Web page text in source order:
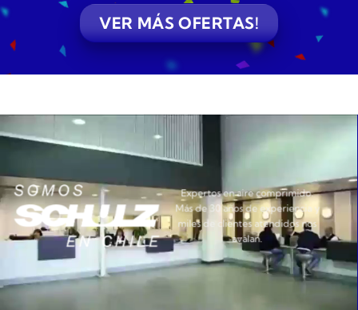
VER MÁS OFERTAS!
Expertos en aire comprimido.
Más de 30 años de experiencia y
miles de clientes atendidos nos
avalan.